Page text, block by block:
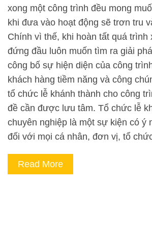
xong một công trình đều mong
khi đưa vào hoạt động sẽ trơn tru
Chính vì thế, khi hoàn tất quá
đứng đầu luôn muốn tìm ra giải
công bố sự hiện diện của công
khách hàng tiềm năng và công
tổ chức lễ khánh thành cho công
đề cần được lưu tâm. Tổ chức lễ
chuyên nghiệp là một sự kiện có ý
đối với mọi cá nhân, đơn vị, tổ
Read More